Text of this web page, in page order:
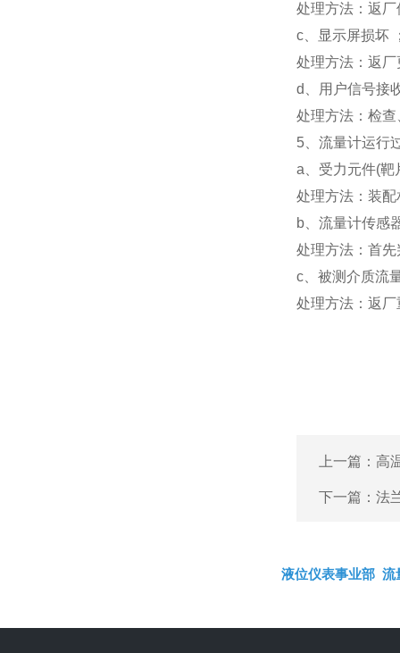
处理方法：返厂
c、显示屏损坏
处理方法：返厂
d、用户信号接
处理方法：检
5、流量计运行
a、受力元件(靶
处理方法：装
b、流量计传感
处理方法：首
c、被测介质流
处理方法：返
上一篇： 高
下一篇： 法
液位仪表事业部 流